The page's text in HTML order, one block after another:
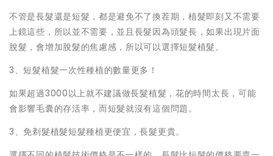
不管是長髮還是短髮，都是避免不了換茬期，植髮即刻又不需要
上鏡這些，所以並不需要，並且長髮因為頭髮長，如果出現片面
脫髮，會增加脫髮的焦慮感，所以可以選擇短髮植髮。
3、短髮植髮一次性種植的數量更多！
如果超過3000以上就不建議做長髮植髮，花的時間太長，可能
會影響毛囊的存活率，而短髮就沒有這個問題。
3、免剃髮植髮短髮種植更便宜，長髮更貴。